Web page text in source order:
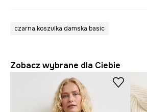
czarna koszulka damska basic
Zobacz wybrane dla Ciebie